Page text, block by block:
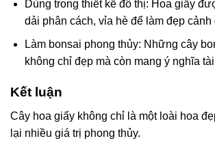
Dùng trong thiết kế đô thị: Hoa giấy
dải phân cách, vỉa hè để làm đẹp cảnh
Làm bonsai phong thủy: Những cây
không chỉ đẹp mà còn mang ý nghĩa
Kết luận
Cây hoa giấy không chỉ là một loài hoa
lại nhiều giá trị phong thủy.